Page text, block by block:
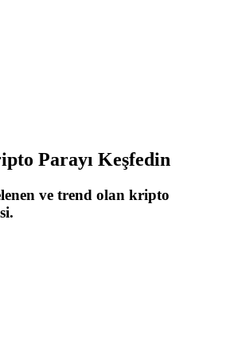
yatırımlar
hizmeti
Parayı Keşfedin
ve trend olan kripto